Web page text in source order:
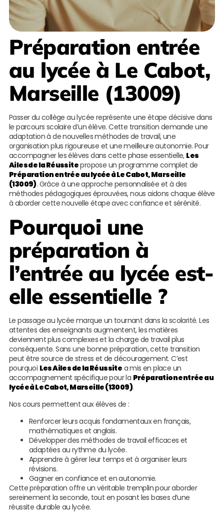
Préparation entrée
au lycée à Le Cabot,
Marseille (13009)
Passer du collège au lycée représente une étape décisive dans
le parcours scolaire d’un élève. Cette transition demande une
adaptation à de nouvelles méthodes de travail, une
organisation plus rigoureuse et une meilleure autonomie. Pour
accompagner les élèves dans cette phase essentielle, Les
Ailes de la Réussitepropose un programme complet de
Préparation entrée au lycée à Le Cabot, Marseille
(13009). Grâce à une approche personnalisée et à des
méthodes pédagogiques éprouvées, nous aidons chaque élève
à aborder cette nouvelle étape avec confiance et sérénité.
Pourquoi une
préparation à
l’entrée au lycée est-
elle essentielle ?
Le passage au lycée marque un tournant dans la scolarité. Les
attentes des enseignants augmentent, les matières
deviennent plus complexes et la charge de travail plus
conséquente. Sans une bonne préparation, cette transition
peut être source de stress et de découragement. C’est
pourquoi Les Ailes de la Réussite a mis en place un
accompagnement spécifique pour la Préparation entrée au
lycée à Le Cabot, Marseille (13009).
Nos cours permettent aux élèves de :
Renforcer leurs acquis fondamentaux en français,
mathématiques et anglais.
Développer des méthodes de travail efficaces et
adaptées au rythme du lycée.
Apprendre à gérer leur temps et à organiser leurs
révisions.
Gagner en confiance et en autonomie.
Cette préparation offre un véritable tremplin pour aborder
sereinement la seconde, tout en posant les bases d’une
réussite durable au lycée.